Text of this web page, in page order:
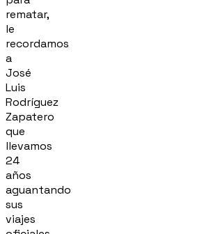
rematar,
le
recordamos
a
José
Luis
Rodríguez
Zapatero
que
llevamos
24
años
aguantando
sus
viajes